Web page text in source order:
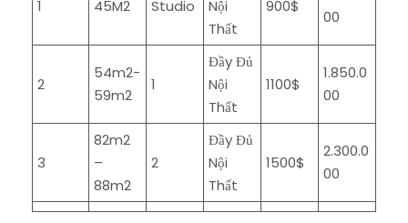
1 45M2 Studio
Nội
Thất
900$
00
2
54m2-
59m2
1
Đầy Đủ
Nội
Thất
1100$
1.850.0
00
3
82m2
–
88m2
2
Đầy Đủ
Nội
Thất
1500$
2.300.0
00